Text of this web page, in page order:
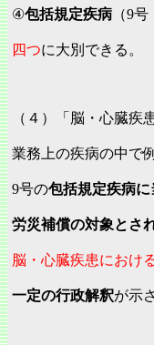
④包括規定疾病 （9
四つに大別できる。
（４）「脳・心臓疾
業務上の疾病の中で
9号の包括規定疾病
労災補償の対象とさ
脳・心臓疾患におけ
一定の行政解釈が示